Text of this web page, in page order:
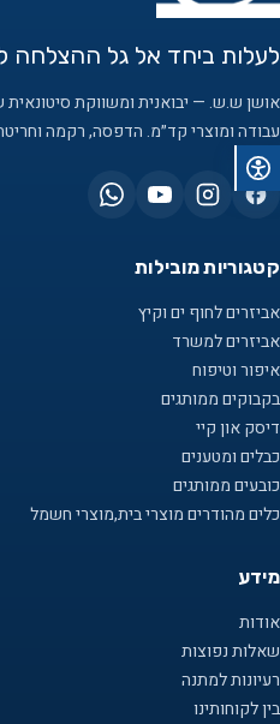
לעלות ביחד אל גל ההצלחה
אושן ש.ש. — יבואנית ומשווקת
עבודה ומוצרי קד״מ. הדפסה, רקמה
קטגוריות מובילות
אביזרים לחוף ים וקיץ
אביזרים למשרד
איפור וטיפוח
בקבוקים ממותגים
דיסק און קיי
כבלים ומטענים
כובעים ממותגים
כלים מהודרים מוצרי בית,מוצרי חשמל
מידע
אודות
שאלות נפוצות
רעיונות למתנה
בין לקוחותינו